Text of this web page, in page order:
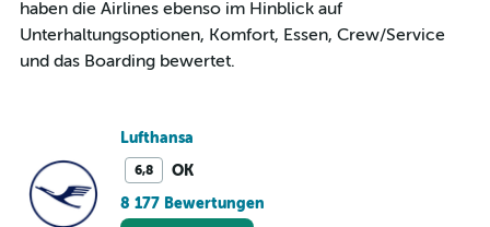
Range:
0
1800.
haben die Airlines ebenso im Hinblick auf
Unterhaltungsoptionen, Komfort, Essen, Crew/Service
und das Boarding bewertet.
Lufthansa
6,8
OK
8 177 Bewertungen